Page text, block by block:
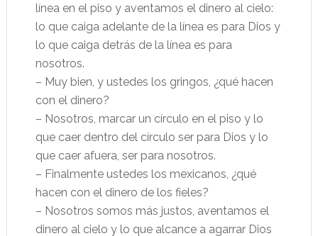
línea en el piso y aventamos el dinero al cielo:
lo que caiga adelante de la línea es para Dios y
lo que caiga detrás de la línea es para
nosotros.
– Muy bien, y ustedes los gringos, ¿qué hacen
con el dinero?
– Nosotros, marcar un círculo en el piso y lo
que caer dentro del círculo ser para Dios y lo
que caer afuera, ser para nosotros.
– Finalmente ustedes los mexicanos, ¿qué
hacen con el dinero de los fieles?
– Nosotros somos más justos, aventamos el
dinero al cielo y lo que alcance a agarrar Dios